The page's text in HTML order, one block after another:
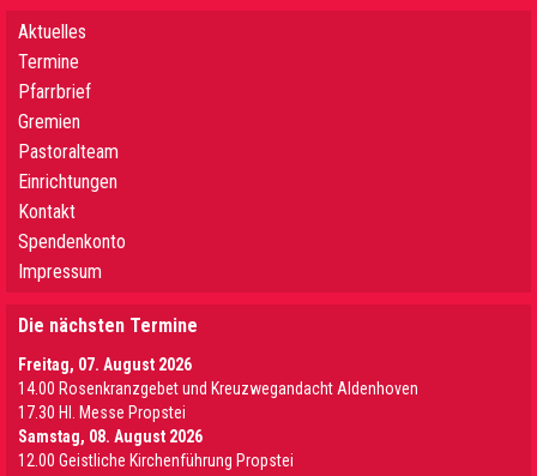
Aktuelles
Termine
Pfarrbrief
Gremien
Pastoralteam
Einrichtungen
Kontakt
Spendenkonto
Impressum
Die nächsten Termine
Freitag, 07. August 2026
14.00 Rosenkranzgebet und Kreuzwegandacht Aldenhoven
17.30 Hl. Messe Propstei
Samstag, 08. August 2026
12.00 Geistliche Kirchenführung Propstei